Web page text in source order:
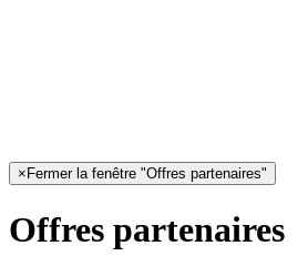
× Fermer la fenêtre "Offres partenaires"
Offres partenaires